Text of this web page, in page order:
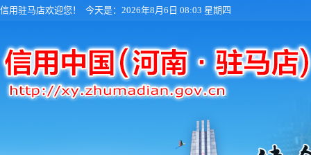
信用驻马店欢迎您！ 今天是：2026年8月6日 08:03 星期四